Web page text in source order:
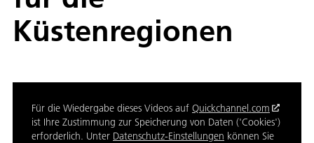
Küstenregionen
Für die Wiedergabe dieses Videos auf Quickchannel.com
ist Ihre Zustimmung zur Speicherung von Daten ('Cookies')
erforderlich. Unter Datenschutz-Einstellungen können Sie